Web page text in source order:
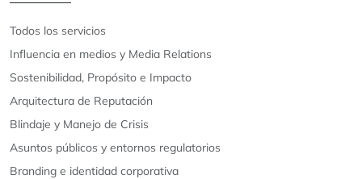
Todos los servicios
Influencia en medios y Media Relations
Sostenibilidad, Propósito e Impacto
Arquitectura de Reputación
Blindaje y Manejo de Crisis
Asuntos públicos y entornos regulatorios
Branding e identidad corporativa